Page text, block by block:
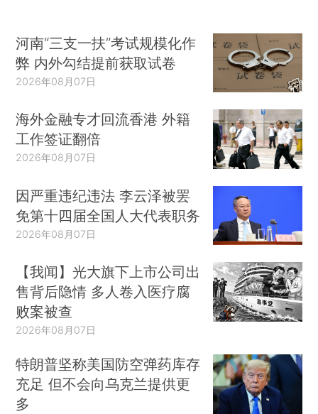
河南“三支一扶”考试规模化作
弊 内外勾结提前获取试卷
2026年08月07日
海外金融专才回流香港 外籍
工作签证翻倍
2026年08月07日
因严重违纪违法 李云泽被罢
免第十四届全国人大代表职务
2026年08月07日
【我闻】光大旗下上市公司出
售背后隐情 多人卷入医疗腐
败案被查
2026年08月07日
特朗普坚称美国防空弹药库存
充足 但不会向乌克兰提供更
多